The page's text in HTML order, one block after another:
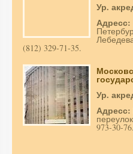
Ур.
Адресс:
(812) 329-71-35.
Ур.
Адресс:
973-30-76.